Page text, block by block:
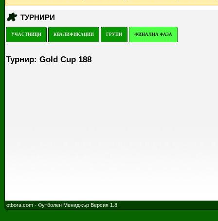
ТУРНИРИ
УЧАСТНИЦИ КВАЛИФИКАЦИИ ГРУПИ ФИНАЛНА ФАЗА
Турнир: Gold Cup 188
otbora.com - Футболен Мениджър Версия 1.8